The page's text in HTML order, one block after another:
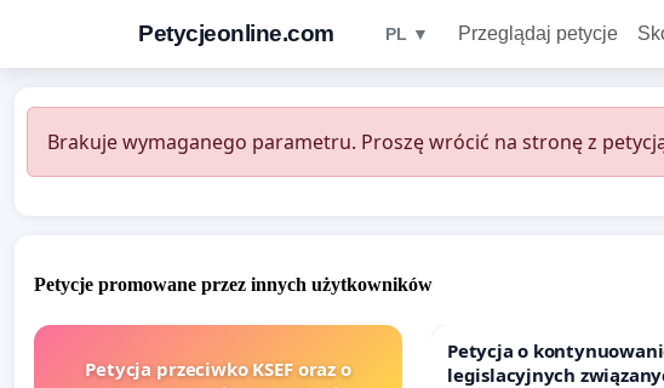
Petycjeonline.com PL ▼ Przeglądaj petycje
Brakuje wymaganego parametru. Proszę wrócić na stronę z
Petycje promowane przez innych użytkowników
Petycja przeciwko KSEF oraz o
Petycja o
legislacyjnych